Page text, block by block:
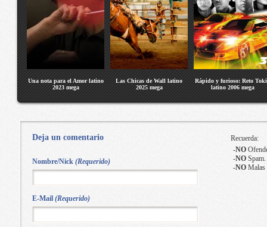
Una nota para el Amor latino
2023 mega
Las Chicas de Wall latino
2025 mega
Rápido y furioso: Reto
latino 2006 mega
Deja un comentario
Recuerda:
-NO
-NOSpam.
-NOMalas
Nombre/Nick (Requerido)
E-Mail (Requerido)